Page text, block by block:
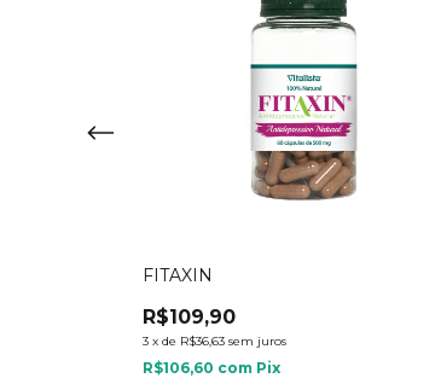
FITAXIN
R$109,90
3 x de R$36,63 sem juros
R$106,60 com Pix